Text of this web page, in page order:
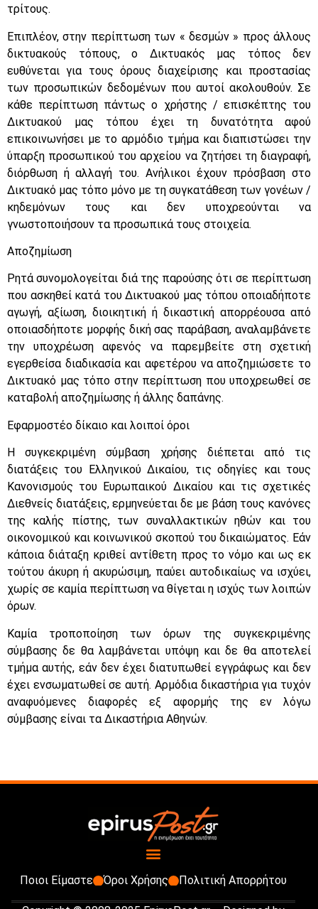
τρίτους.
Επιπλέον, στην περίπτωση των « δεσμών » προς άλλους
δικτυακούς τόπους, ο Δικτυακός μας τόπος δεν
ευθύνεται για τους όρους διαχείρισης και προστασίας
των προσωπικών δεδομένων που αυτοί ακολουθούν. Σε
κάθε περίπτωση πάντως ο χρήστης / επισκέπτης του
Δικτυακού μας τόπου έχει τη δυνατότητα αφού
επικοινωνήσει με το αρμόδιο τμήμα και διαπιστώσει την
ύπαρξη προσωπικού του αρχείου να ζητήσει τη διαγραφή,
διόρθωση ή αλλαγή του. Ανήλικοι έχουν πρόσβαση στο
Δικτυακό μας τόπο μόνο με τη συγκατάθεση των γονέων /
κηδεμόνων τους και δεν υποχρεούνται να
γνωστοποιήσουν τα προσωπικά τους στοιχεία.
Αποζημίωση
Ρητά συνομολογείται διά της παρούσης ότι σε περίπτωση
που ασκηθεί κατά του Δικτυακού μας τόπου οποιαδήποτε
αγωγή, αξίωση, διοικητική ή δικαστική απορρέουσα από
οποιασδήποτε μορφής δική σας παράβαση, αναλαμβάνετε
την υποχρέωση αφενός να παρεμβείτε στη σχετική
εγερθείσα διαδικασία και αφετέρου να αποζημιώσετε το
Δικτυακό μας τόπο στην περίπτωση που υποχρεωθεί σε
καταβολή αποζημίωσης ή άλλης δαπάνης.
Εφαρμοστέο δίκαιο και λοιποί όροι
Η συγκεκριμένη σύμβαση χρήσης διέπεται από τις
διατάξεις του Ελληνικού Δικαίου, τις οδηγίες και τους
Κανονισμούς του Ευρωπαικού Δικαίου και τις σχετικές
Διεθνείς διατάξεις, ερμηνεύεται δε με βάση τους κανόνες
της καλής πίστης, των συναλλακτικών ηθών και του
οικονομικού και κοινωνικού σκοπού του δικαιώματος. Εάν
κάποια διάταξη κριθεί αντίθετη προς το νόμο και ως εκ
τούτου άκυρη ή ακυρώσιμη, παύει αυτοδικαίως να ισχύει,
χωρίς σε καμία περίπτωση να θίγεται η ισχύς των λοιπών
όρων.
Καμία τροποποίηση των όρων της συγκεκριμένης
σύμβασης δε θα λαμβάνεται υπόψη και δε θα αποτελεί
τμήμα αυτής, εάν δεν έχει διατυπωθεί εγγράφως και δεν
έχει ενσωματωθεί σε αυτή. Αρμόδια δικαστήρια για τυχόν
αναφυόμενες διαφορές εξ αφορμής της εν λόγω
σύμβασης είναι τα Δικαστήρια Αθηνών.
Ποιοι Είμαστε Όροι Χρήσης Πολιτική Απορρήτου